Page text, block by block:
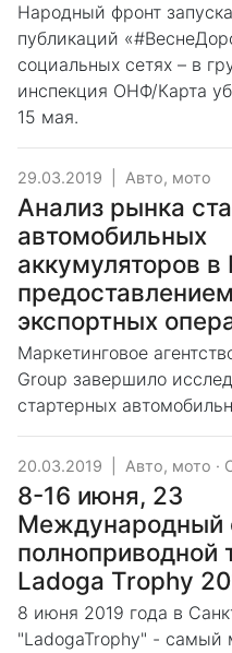
Народный фронт
публикаций
социальных сетях – в
инспекция ОНФ/Карта
15 мая.
29.03.2019 Авто, мото
Анализ рынка
автомобильных
аккумуляторов в
экспортных
Маркетинговое
Group завершило
стартерных
20.03.2019 Авто, мото ·
8-16 июня, 23
Международный
полноприводной
Ladoga Trophy
8 июня 2019 года в
"LadogaTrophy" - самый